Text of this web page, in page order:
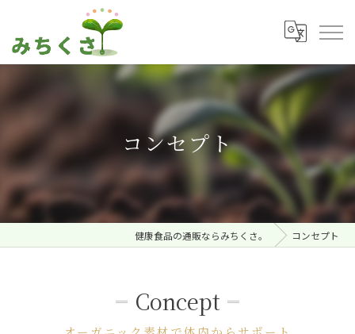
コンセプト
健康食品の通販ならみちくさ。 コンセプト
Concept